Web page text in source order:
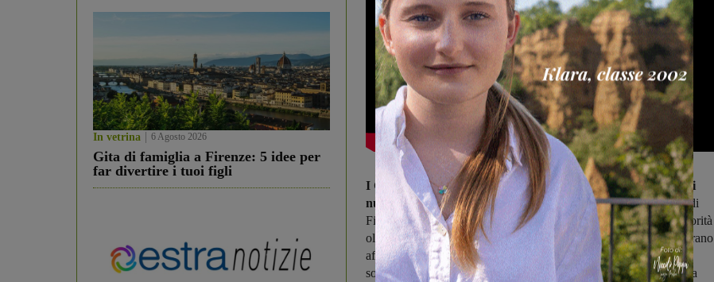
In vetrina 6 Agosto 2026
Gita di famiglia a Firenze: 5 idee per
far divertire i tuoi figli
I Granny’s Garage, attualmente concentrati sulla creazione di
nuovi branie sull’organizzazione del concerto al Viper Theatre di
Firenze il 14 aprile, presentano un sound esplosivo, intriso di sonorità
old school e di una determinazione che traspare da ogni nota. Il brano
affronta il tema della crescita esponenziale della controcultura,
soffocata da immagine e contratti da firmare, trascurando spesso la